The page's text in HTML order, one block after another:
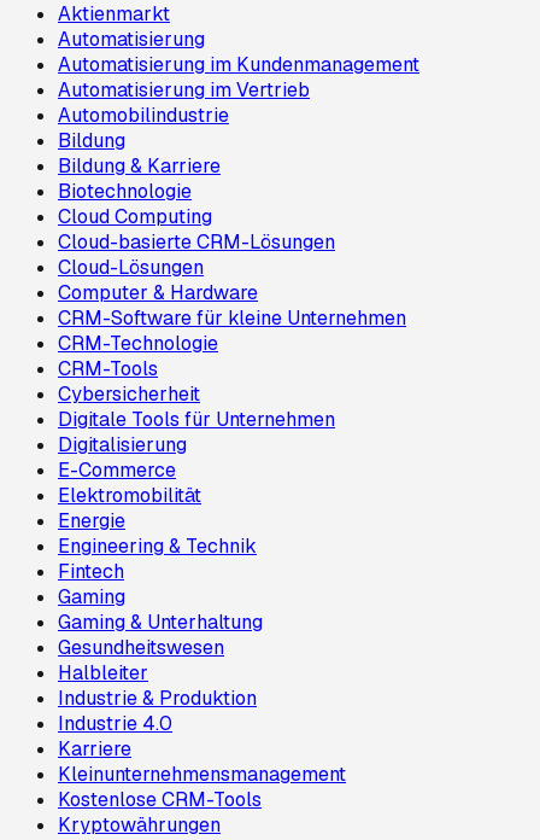
Aktienmarkt
Automatisierung
Automatisierung im Kundenmanagement
Automatisierung im Vertrieb
Automobilindustrie
Bildung
Bildung & Karriere
Biotechnologie
Cloud Computing
Cloud-basierte CRM-Lösungen
Cloud-Lösungen
Computer & Hardware
CRM-Software für kleine Unternehmen
CRM-Technologie
CRM-Tools
Cybersicherheit
Digitale Tools für Unternehmen
Digitalisierung
E-Commerce
Elektromobilität
Energie
Engineering & Technik
Fintech
Gaming
Gaming & Unterhaltung
Gesundheitswesen
Halbleiter
Industrie & Produktion
Industrie 4.0
Karriere
Kleinunternehmensmanagement
Kostenlose CRM-Tools
Kryptowährungen